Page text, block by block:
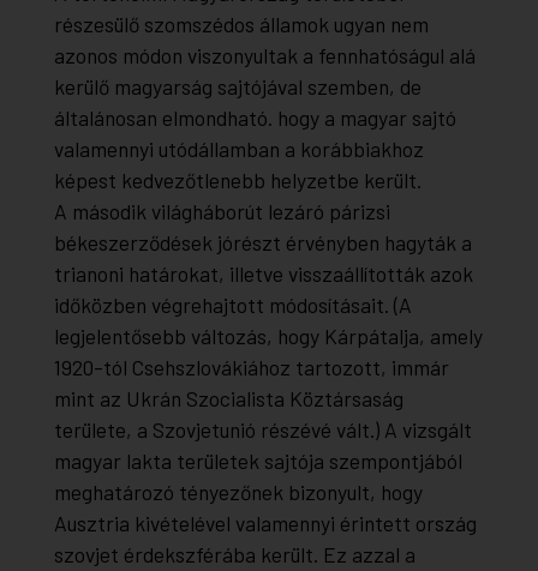
részesülő szomszédos államok ugyan nem
azonos módon viszonyultak a fennhatóságul alá
kerülő magyarság sajtójával szemben, de
általánosan elmondható. hogy a magyar sajtó
valamennyi utódállamban a korábbiakhoz
képest kedvezőtlenebb helyzetbe került.
A második világháborút lezáró párizsi
békeszerződések jórészt érvényben hagyták a
trianoni határokat, illetve visszaállították azok
időközben végrehajtott módosításait. (A
legjelentősebb változás, hogy Kárpátalja, amely
1920-tól Csehszlovákiához tartozott, immár
mint az Ukrán Szocialista Köztársaság
területe, a Szovjetunió részévé vált.) A vizsgált
magyar lakta területek sajtója szempontjából
meghatározó tényezőnek bizonyult, hogy
Ausztria kivételével valamennyi érintett ország
szovjet érdekszférába került. Ez azzal a